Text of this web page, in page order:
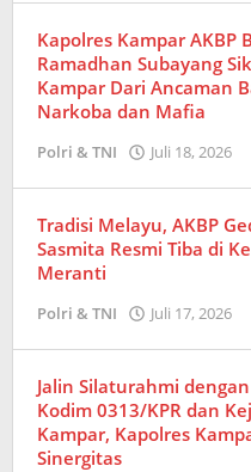
Kapolres Kampar AKBP
Ramadhan Subayang
Kampar Dari Ancaman
Narkoba dan Mafia
Polri & TNI Juli 18, 2026
Tradisi Melayu, AKBP
Sasmita Resmi Tiba di
Meranti
Polri & TNI Juli 17, 2026
Jalin Silaturahmi
Kodim 0313/KPR dan
Kampar, Kapolres
Sinergitas